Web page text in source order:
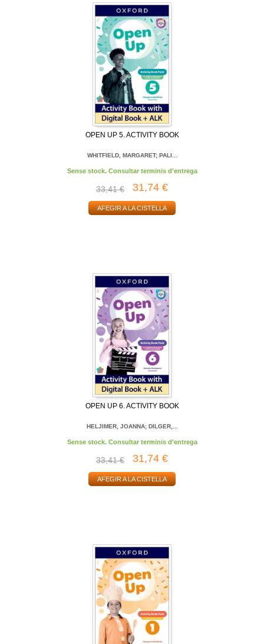
OPEN UP 5. ACTIVITY BOOK
WHITFIELD, MARGARET; PALI...
Sense stock. Consultar terminis d'entrega
33,41 € 31,74 €
AFEGIR A LA CISTELLA
OPEN UP 6. ACTIVITY BOOK
HELJIMER, JOANNA; DILGER,...
Sense stock. Consultar terminis d'entrega
33,41 € 31,74 €
AFEGIR A LA CISTELLA